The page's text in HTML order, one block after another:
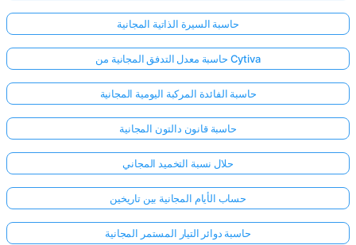
حاسبة السيرة الذاتية المجانية
حاسبة معدل التدفق المجانية من Cytiva
حاسبة الفائدة المركبة اليومية المجانية
حاسبة قانون دالتون المجانية
حلال نسبة التخميد المجاني
حساب الأيام المجانية بين تاريخين
حاسبة دوائر التيار المستمر المجانية